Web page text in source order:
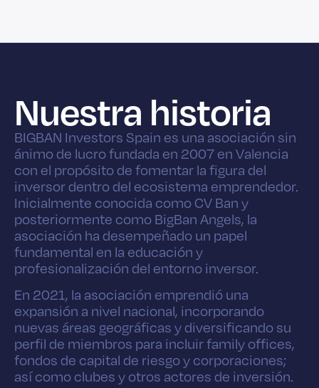
Nuestra historia
BIGBAN Investors Spain es una asociación sin
ánimo de lucro fundada en 2007 en Valencia
con el propósito de fomentar la figura del
inversor dentro del ecosistema emprendedor.
Inicialmente conocida como CV Ban y
posteriormente como BigBan Angels, la
asociación ha desempeñado un papel
fundamental en la educación y
profesionalización del entorno inversor.
En 2021, la asociación emprendió una
expansión a nivel nacional, incorporando
nuevas áreas geográficas y diversificando su
perfil de miembros para incluir family offices,
fondos de capital de riesgo y corporaciones;
así como clubes y otros actores de inversión.